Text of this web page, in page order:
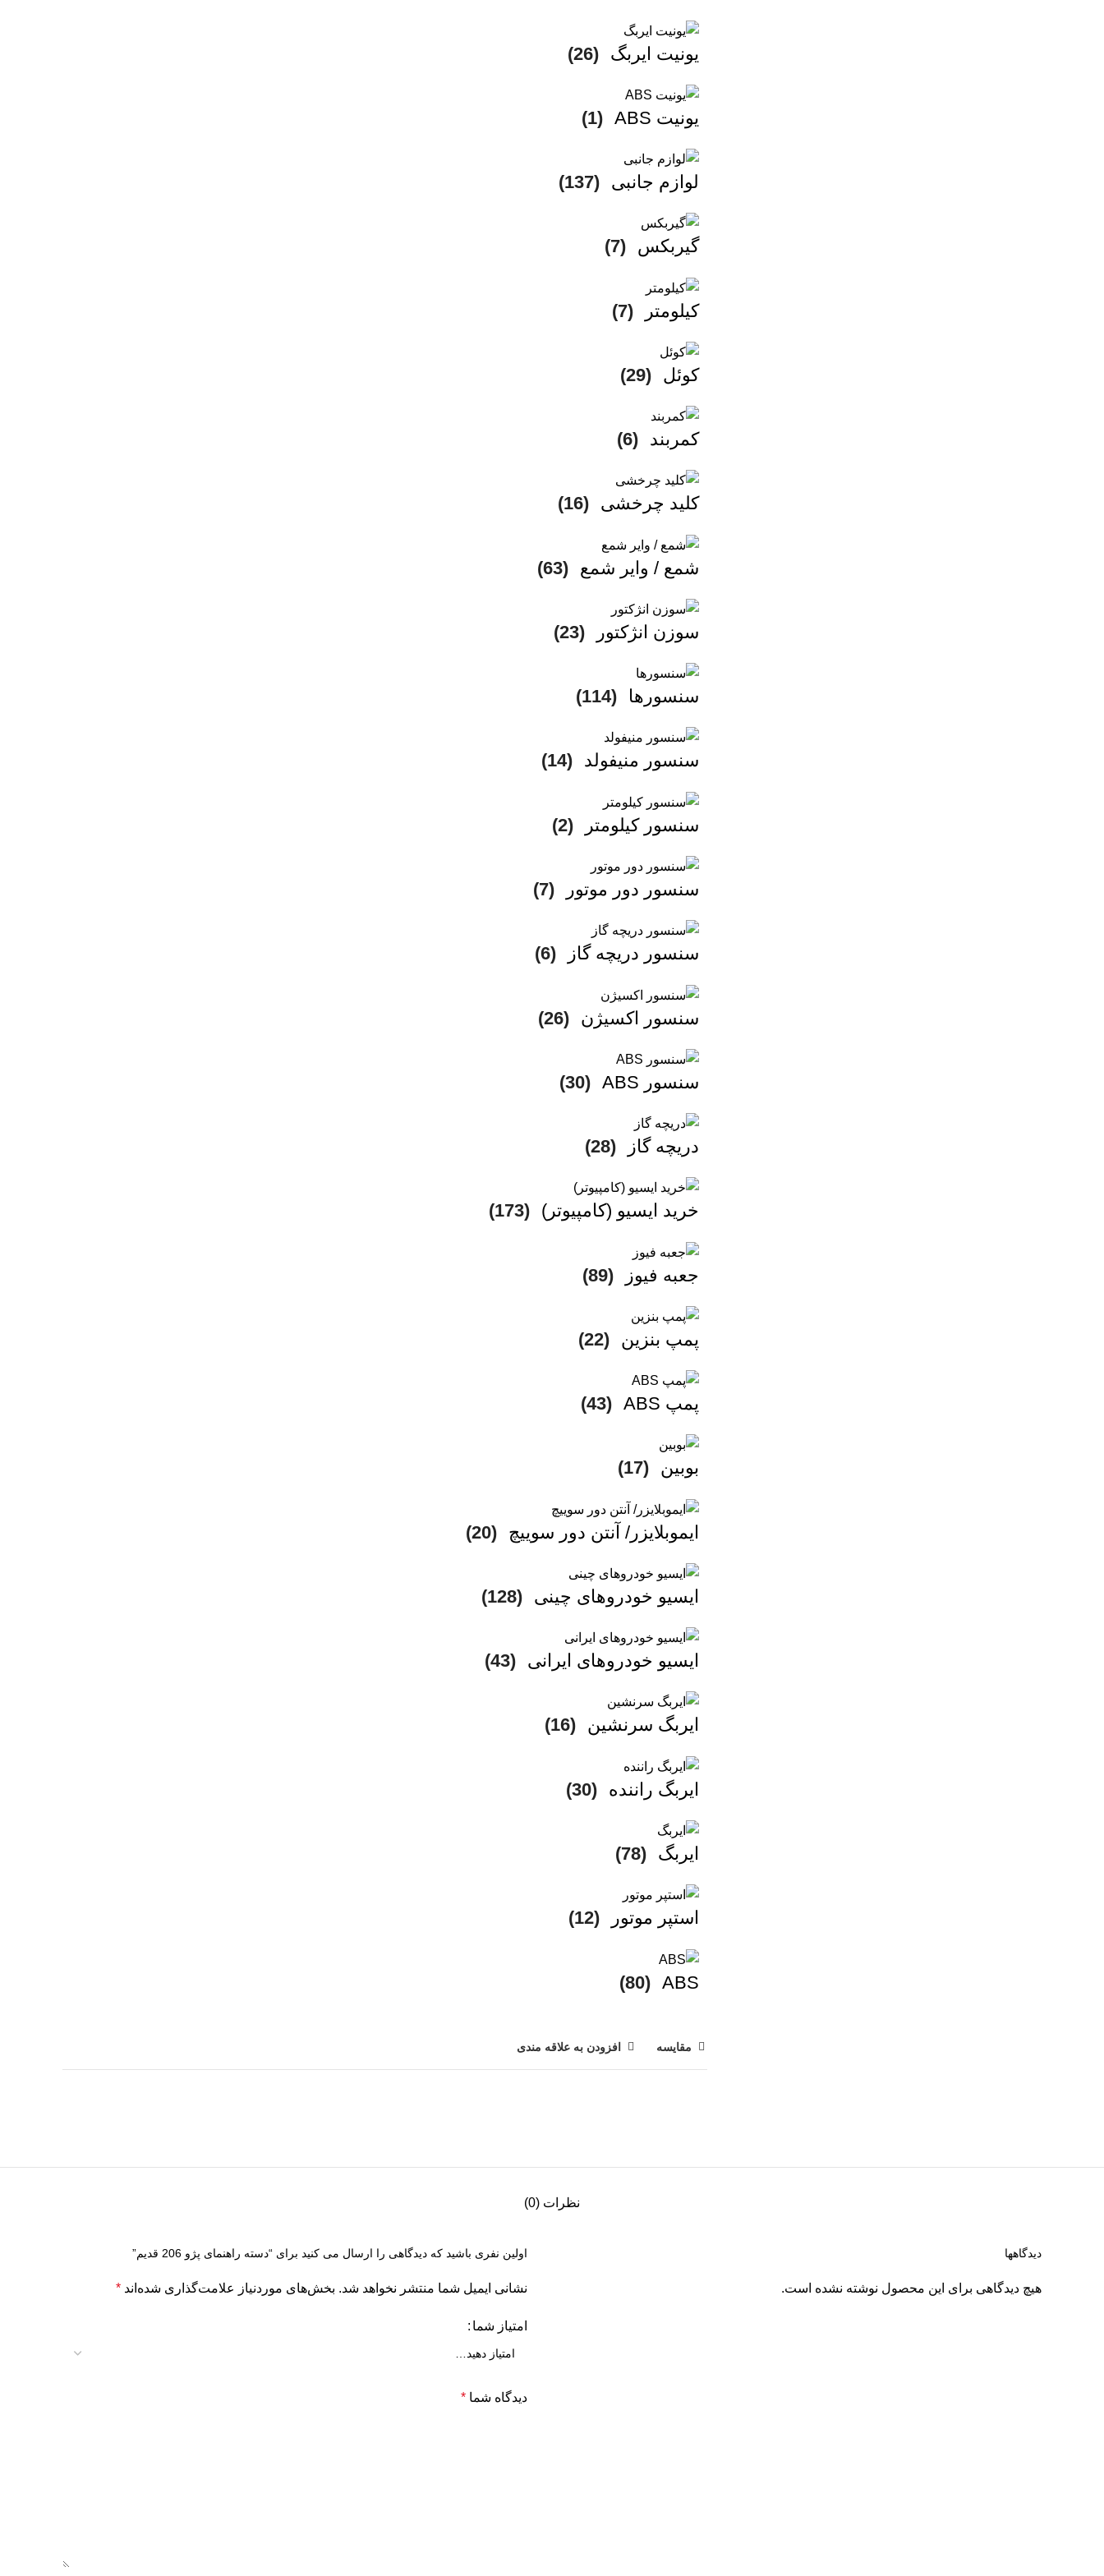
یونیت ایربگ (26)
یونیت ABS (1)
لوازم جانبی (137)
گیربکس (7)
کیلومتر (7)
کوئل (29)
کمربند (6)
کلید چرخشی (16)
شمع / وایر شمع (63)
سوزن انژکتور (23)
سنسورها (114)
سنسور منیفولد (14)
سنسور کیلومتر (2)
سنسور دور موتور (7)
سنسور دریچه گاز (6)
سنسور اکسیژن (26)
سنسور ABS (30)
دریچه گاز (28)
خرید ایسیو (کامپیوتر) (173)
جعبه فیوز (89)
پمپ بنزین (22)
پمپ ABS (43)
بوبین (17)
ایموبلایزر/ آنتن دور سوییچ (20)
ایسیو خودروهای چینی (128)
ایسیو خودروهای ایرانی (43)
ایربگ سرنشین (16)
ایربگ راننده (30)
ایربگ (78)
استپر موتور (12)
ABS
(80)
مقایسه افزودن به علاقه مندی
نظرات (0)
دیدگاهها
هیچ دیدگاهی برای این محصول نوشته نشده است.
اولین نفری باشید که دیدگاهی را ارسال می کنید برای “دسته راهنمای پژو 206 قدیم”
نشانی ایمیل شما منتشر نخواهد شد. بخش‌های موردنیاز علامت‌گذاری شده‌اند *
امتیاز شما
دیدگاه شما *